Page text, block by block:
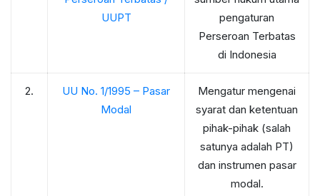
UUPT
pengaturan
Perseroan Terbatas
di Indonesia
2.
UU No. 1/1995 – Pasar
Modal
Mengatur mengenai
syarat dan ketentuan
pihak-pihak (salah
satunya adalah PT)
dan instrumen pasar
modal.